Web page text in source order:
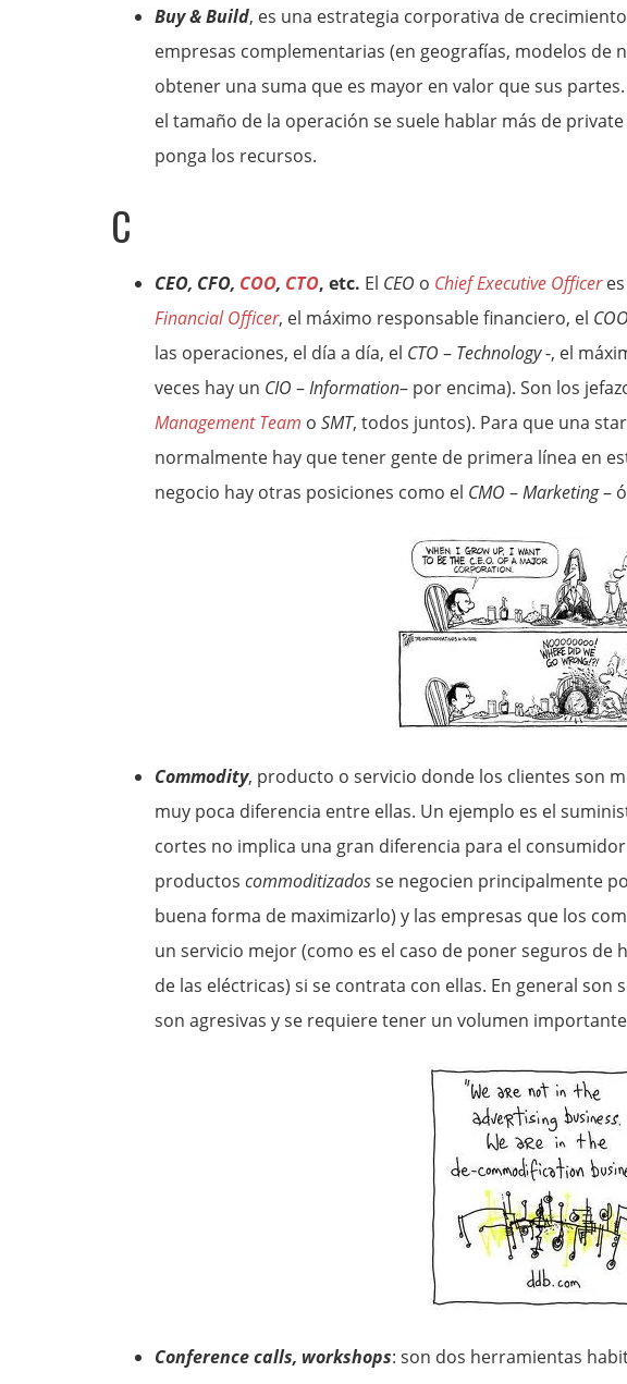
Buy & Build, es una estrategia corporativa de
empresas complementarias (en geografías, modelos de
obtener una suma que es mayor en valor que sus
el tamaño de la operación se suele hablar más de
ponga los recursos.
C
CEO, CFO, COO, CTO, etc. El CEO o Chief Executive Officer
Financial Officer, el máximo responsable financiero, el COO
las operaciones, el día a día, el CTO – Technology-, el
veces hay un CIO –Information– por encima). Son los
Management Team o SMT, todos juntos). Para que una
normalmente hay que tener gente de primera línea en
negocio hay otras posiciones como el CMO –Marketing– ó
Commodity, producto o servicio donde los clientes son
muy poca diferencia entre ellas. Un ejemplo es el
cortes no implica una gran diferencia para el
productos commoditizadosse negocien principalmente
buena forma de maximizarlo) y las empresas que los
un servicio mejor (como es el caso de poner seguros de
de las eléctricas) si se contrata con ellas. En general
son agresivas y se requiere tener un volumen
Conference calls, workshops: son dos herramientas